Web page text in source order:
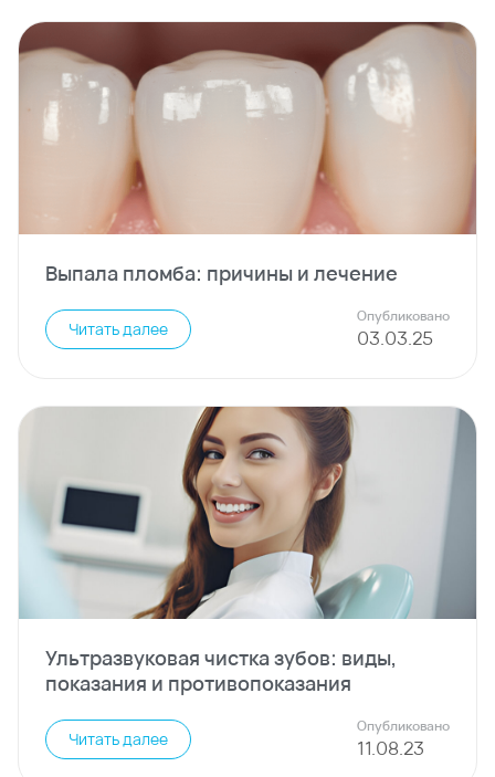
Выпала пломба: причины и лечение
Читать далее
Опубликовано
03.03.25
Ультразвуковая чистка зубов: виды,
показания и противопоказания
Читать далее
Опубликовано
11.08.23